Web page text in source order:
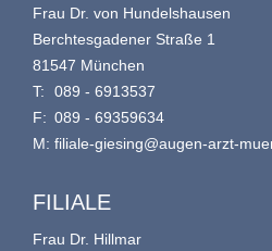
Frau Dr. von Hundelshausen
Berchtesgadener Straße 1
81547 München
T:
089 - 6913537
F: 089 - 69359634
M: filiale-giesing@augen-arzt-
FILIALE
Frau Dr. Hillmar